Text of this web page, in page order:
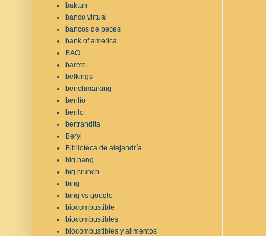
baktun
banco virtual
bancos de peces
bank of america
BAO
bareto
belkings
benchmarking
berilio
berilo
bertrandita
Beryl
Biblioteca de alejandría
big bang
big crunch
bing
bing vs google
biocombustible
biocombustibles
biocombustibles y alimentos